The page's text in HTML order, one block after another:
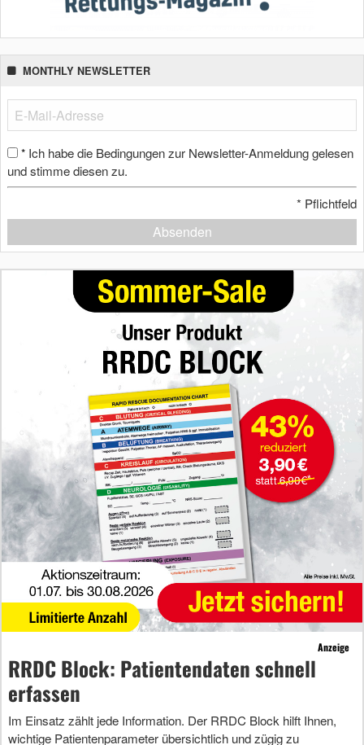
MONTHLY NEWSLETTER
* Ich habe die Bedingungen zur Newsletter-Anmeldung gelesen
und stimme diesen zu.
* Pflichtfeld
Absenden
Anzeige
RRDC Block: Patientendaten schnell
erfassen
Im Einsatz zählt jede Information. Der RRDC Block hilft Ihnen,
wichtige Patientenparameter übersichtlich und zügig zu